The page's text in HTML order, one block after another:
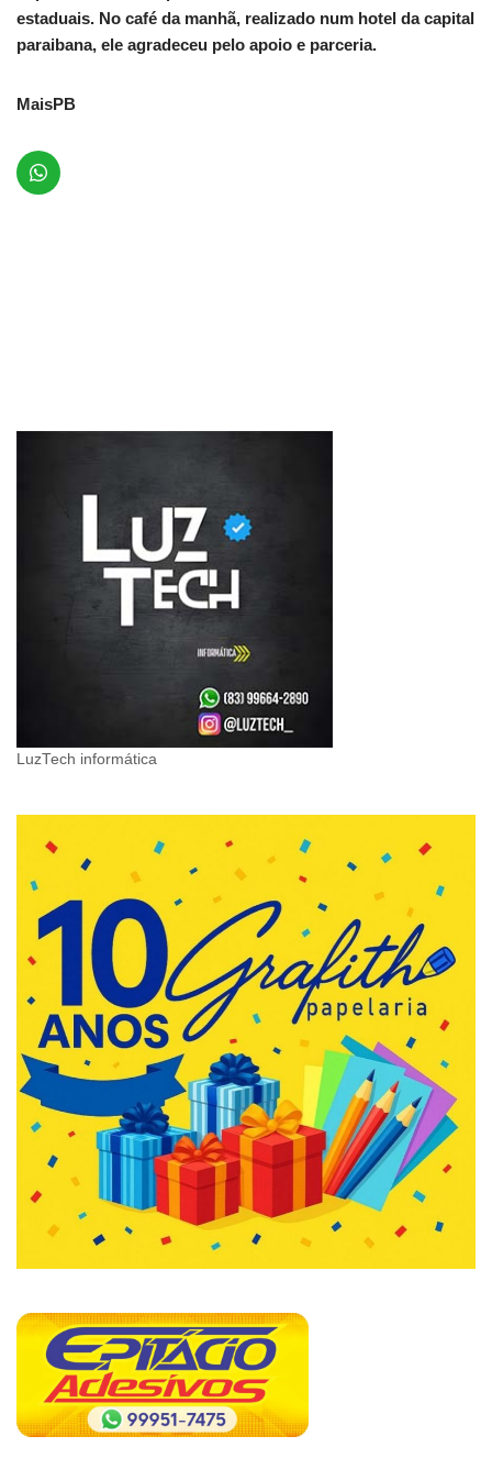
estaduais. No café da manhã, realizado num hotel da capital
paraibana, ele agradeceu pelo apoio e parceria.
MaisPB
LuzTech informática